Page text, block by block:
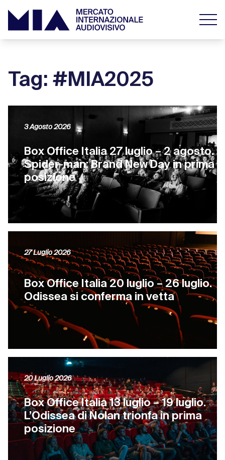
Tag: #MIA2025
Box Office Italia 27 luglio – 2 agosto.
Spider-man: Brand New Day in prima
posizione
3 Agosto 2026
Box Office Italia 20 luglio – 26 luglio.
Odissea si conferma in vetta
27 Luglio 2026
Box Office Italia 13 luglio – 19 luglio.
L’Odissea di Nolan trionfa in prima
posizione
20 Luglio 2026